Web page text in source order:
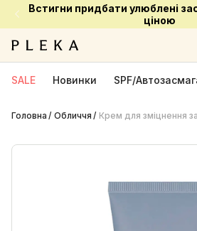
Встигни придбати улюблені
ціною
SALE Новинки SPF/
Головна Обличчя Крем для зміцнення